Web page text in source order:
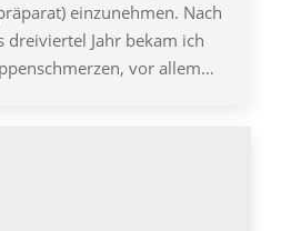
einzunehmen. Nach
dreiviertel Jahr bekam ich
vor allem…